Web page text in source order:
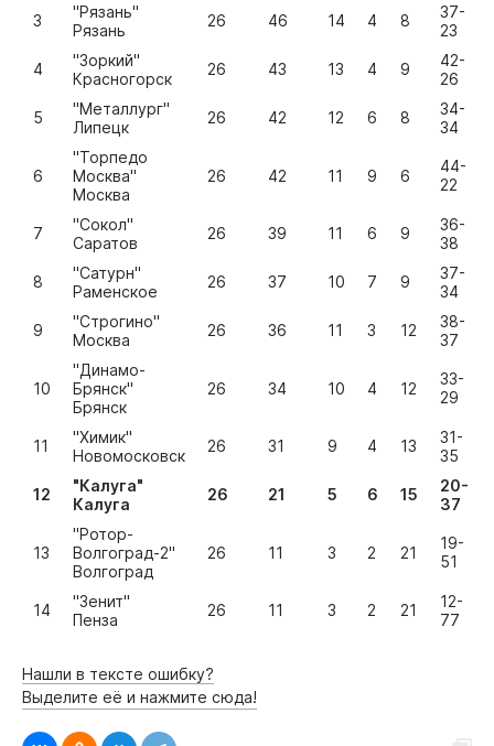
3
"Рязань"
Рязань
26 46 14 4 8
37-
23
4
"Зоркий"
Красногорск
26 43 13 4 9
42-
26
5
"Металлург"
Липецк
26 42 12 6 8
34-
34
6
"Торпедо
Москва"
Москва
26 42 11 9 6
44-
22
7
"Сокол"
Саратов
26 39 11 6 9
36-
38
8
"Сатурн"
Раменское
26 37 10 7 9
37-
34
9
"Строгино"
Москва
26 36 11 3 12
38-
37
10
"Динамо-
Брянск"
Брянск
26 34 10 4 12
33-
29
11
"Химик"
Новомосковск
26 31 9 4 13
31-
35
12
"Калуга"
Калуга
26 21 5 6 15
20-
37
13
"Ротор-
Волгоград-2"
Волгоград
26 11 3 2 21
19-
51
14
"Зенит"
Пенза
26 11 3 2 21
12-
77
Нашли в тексте ошибку?
Выделите её и нажмите сюда!